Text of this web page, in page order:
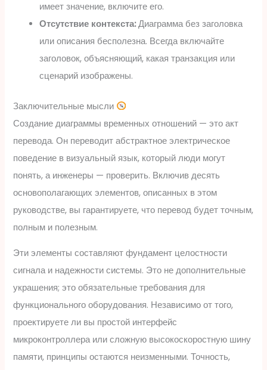
имеет значение, включите его.
Отсутствие контекста:Диаграмма без заголовка
или описания бесполезна. Всегда включайте
заголовок, объясняющий, какая транзакция или
сценарий изображены.
Заключительные мысли
Создание диаграммы временных отношений — это акт
перевода. Он переводит абстрактное электрическое
поведение в визуальный язык, который люди могут
понять, а инженеры — проверить. Включив десять
основополагающих элементов, описанных в этом
руководстве, вы гарантируете, что перевод будет точным,
полным и полезным.
Эти элементы составляют фундамент целостности
сигнала и надежности системы. Это не дополнительные
украшения; это обязательные требования для
функционального оборудования. Независимо от того,
проектируете ли вы простой интерфейс
микроконтроллера или сложную высокоскоростную шину
памяти, принципы остаются неизменными. Точность,